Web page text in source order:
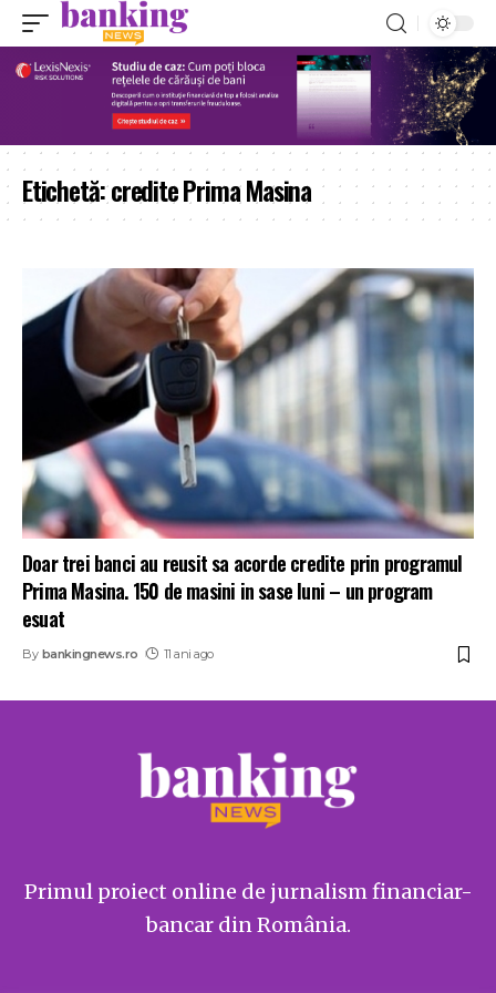
Etichetă:credite Prima Masina
Doar trei banci au reusit sa acorde credite prin programul
Prima Masina. 150 de masini in sase luni – un program
esuat
By bankingnews.ro 11 ani ago
Primul proiect online de jurnalism financiar-
bancar din România.